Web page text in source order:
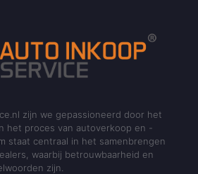
zijn we gepassioneerd door het
het proces van autoverkoop en -
staat centraal in het samenbrengen
waarbij betrouwbaarheid en
zijn.